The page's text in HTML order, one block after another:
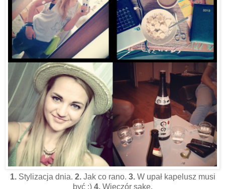
1.Stylizacja dnia. 2.Jak co rano. 3.W upał kapelusz musi
być ;) 4. Wieczór sake.